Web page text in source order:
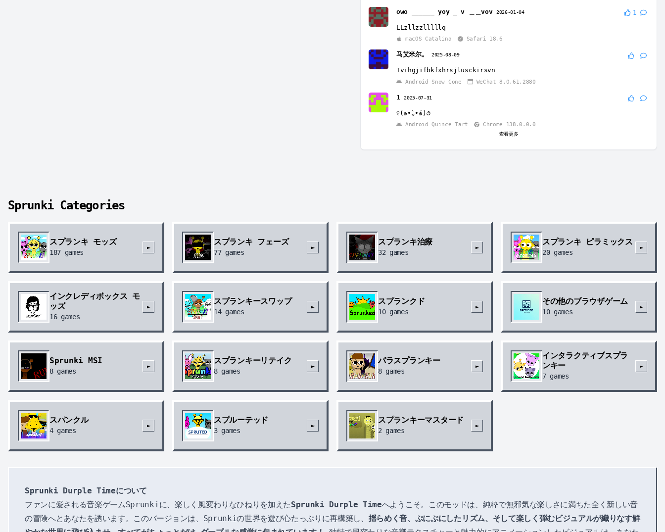
owo ______ yoy _ v ＿＿vov 2026-01-04 1
LLzllzzlllllq
macOS Catalina Safari 18.6
马艾米尔。 2025-08-09
Ivihgjifbkfxhrsjlusckirsvn
Android Snow Cone WeChat 8.0.61.2880
1 2025-07-31
୧(๑•̀⌄•́๑)૭
Android Quince Tart Chrome 138.0.0.0
查看更多
Sprunki Categories
スプランキ モッズ
187 games
►
スプランキ フェーズ
77games
►
スプランキ治療
32 games
►
スプランキ ピラミックス
20games
►
インクレディボックス モ
ッズ
16games
►
スプランキースワップ
14games
►
スプランクド
10games
►
その他のブラウザゲーム
10games
►
Sprunki MSI
8games
►
スプランキーリテイク
8games
►
パラスプランキー
8games
►
インタラクティブスプラ
ンキー
7games
►
スパンクル
4games
►
スプルーテッド
3games
►
スプランキーマスタード
2 games
►
Sprunki Durple Timeについて
ファンに愛される音楽ゲームSprunkiに、楽しく風変わりなひねりを加えたSprunki Durple Timeへようこそ。このモッドは、純粋で無邪気な楽しさに満ちた全く新しい音
の冒険へとあなたを誘います。このバージョンは、Sprunkiの世界を遊び心たっぷりに再構築し、 揺らめく音、ぷにぷにしたリズム、そして楽しく弾むビジュアルが織りなす鮮